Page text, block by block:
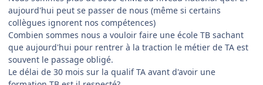
aujourd'hui peut se passer de nous (même si certains
collègues ignorent nos compétences)
Combien sommes nous a vouloir faire une école TB sachant
que aujourd'hui pour rentrer à la traction le métier de TA est
souvent le passage obligé.
Le délai de 30 mois sur la qualif TA avant d'avoir une